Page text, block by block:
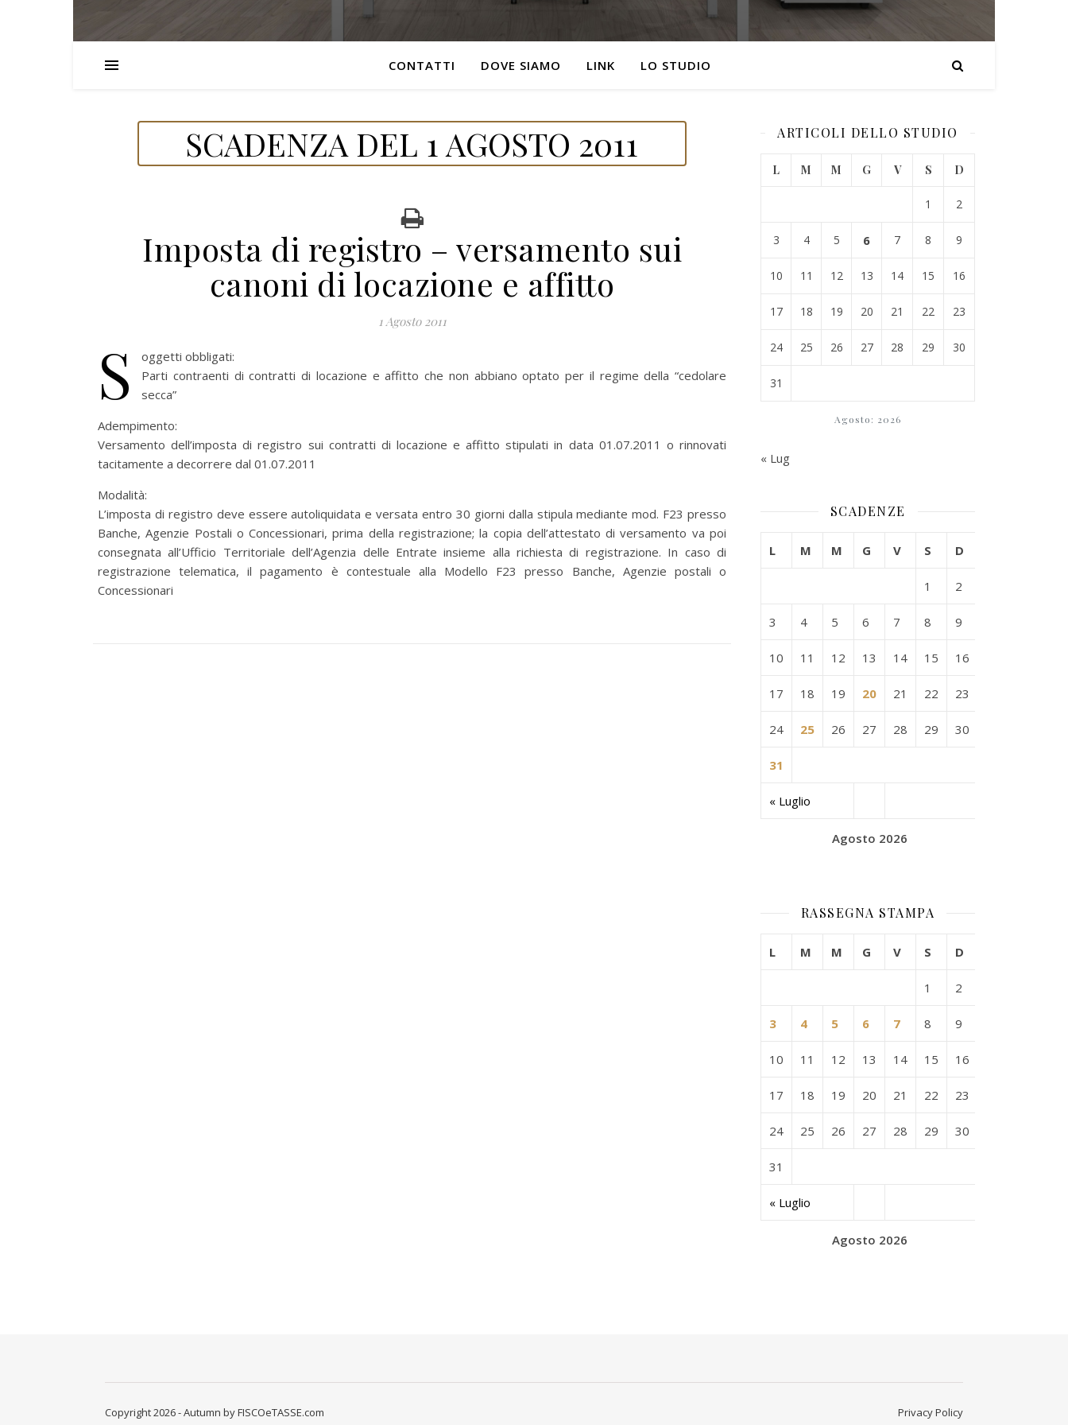
CONTATTI DOVE SIAMO LINK LO STUDIO
SCADENZA DEL 1 AGOSTO 2011
Imposta di registro – versamento sui
canoni di locazione e affitto
1 Agosto 2011
S
oggetti obbligati:
Parti contraenti di contratti di locazione e affitto che non abbiano optato per il regime della “cedolare
secca”
Adempimento:
Versamento dell’imposta di registro sui contratti di locazione e affitto stipulati in data 01.07.2011 o rinnovati
tacitamente a decorrere dal 01.07.2011
Modalità:
L’imposta di registro deve essere autoliquidata e versata entro 30 giorni dalla stipula mediante mod. F23 presso
Banche, Agenzie Postali o Concessionari, prima della registrazione; la copia dell’attestato di versamento va poi
consegnata all’Ufficio Territoriale dell’Agenzia delle Entrate insieme alla richiesta di registrazione. In caso di
registrazione telematica, il pagamento è contestuale alla Modello F23 presso Banche, Agenzie postali o
Concessionari
ARTICOLI DELLO STUDIO
Agosto: 2026
L M M G V S D
1 2
3 4 5 6 7 8 9
10 11 12 13 14 15 16
17 18 19 20 21 22 23
24 25 26 27 28 29 30
31
« Lug
SCADENZE
Agosto 2026
L M M G V S D
« Luglio
1 2
3 4 5 6 7 8 9
10 11 12 13 14 15 16
17 18 19 20 21 22 23
24 25 26 27 28 29 30
31
RASSEGNA STAMPA
Agosto 2026
L M M G V S D
« Luglio
1 2
3 4 5 6 7 8 9
10 11 12 13 14 15 16
17 18 19 20 21 22 23
24 25 26 27 28 29 30
31
Privacy Policy
Copyright 2026 - Autumn by FISCOeTASSE.com